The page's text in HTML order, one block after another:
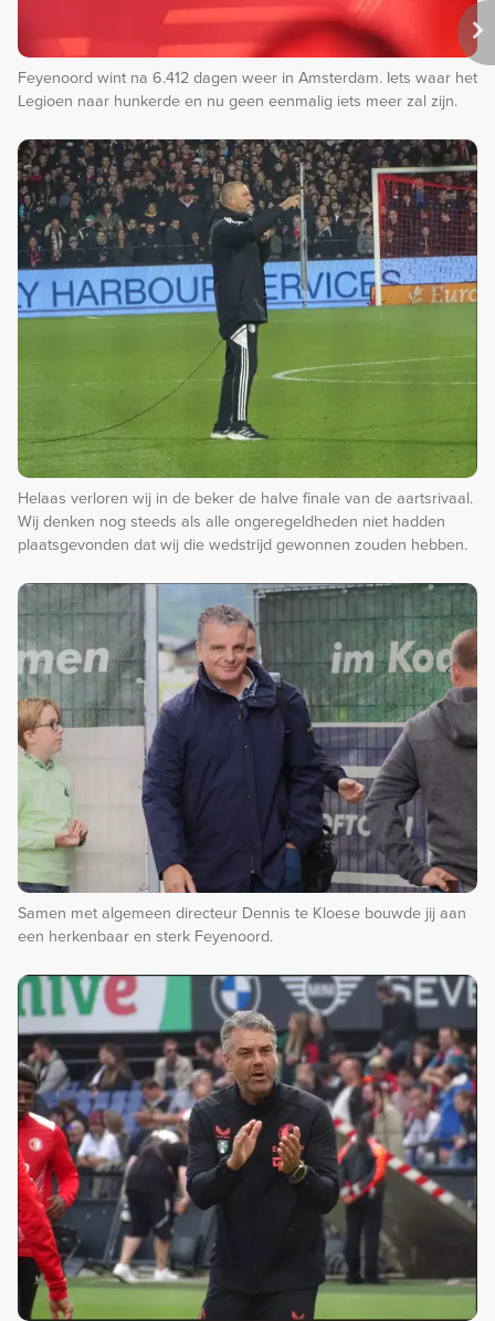
Feyenoord wint na 6.412 dagen weer in Amsterdam. Iets waar het
Legioen naar hunkerde en nu geen eenmalig iets meer zal zijn.
Helaas verloren wij in de beker de halve finale van de aartsrivaal.
Wij denken nog steeds als alle ongeregeldheden niet hadden
plaatsgevonden dat wij die wedstrijd gewonnen zouden hebben.
Samen met algemeen directeur Dennis te Kloese bouwde jij aan
een herkenbaar en sterk Feyenoord.